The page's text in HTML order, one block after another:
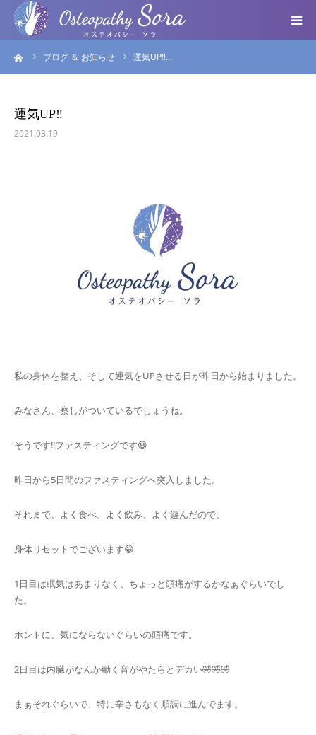
ブログ ＆ お知らせ 運気UP‼️…
運気UP‼️
2021.03.19
私の身体を整え、そして運気をUPさせる日が昨日から始まりました。
みなさん、察しがついているでしょうね。
そうです‼️ファスティングです😆
昨日から5日間のファスティングへ突入しました。
それまで、よく食べ、よく飲み、よく遊んだので、
身体リセットでございます😁
1日目は眠気はあまりなく、ちょっと頭痛がするかなぁぐらいでし
た。
ホントに、気にならないぐらいの頭痛です。
2日目は内臓がなんか動く音がやたらとデカい🤣🤣🤣
まぁそれぐらいで、特に辛さもなく順調に進んでます。
ABOUT
MENU
個人情報保護方針